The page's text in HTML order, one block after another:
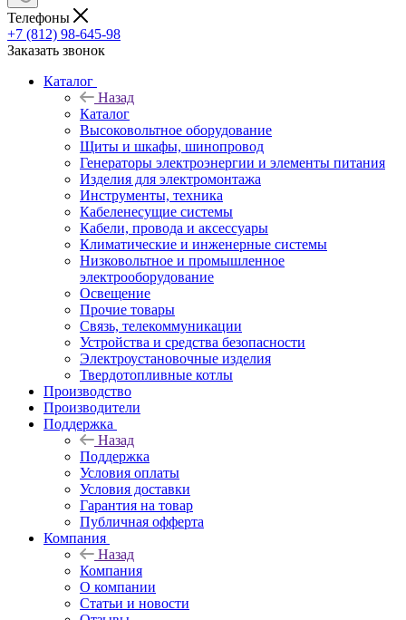
Телефоны
+7 (812) 98-645-98
Заказать звонок
Каталог
Назад
Каталог
Высоковольтное оборудование
Щиты и шкафы, шинопровод
Генераторы электроэнергии и элементы питания
Изделия для электромонтажа
Инструменты, техника
Кабеленесущие системы
Кабели, провода и аксессуары
Климатические и инженерные системы
Низковольтное и промышленное
электрооборудование
Освещение
Прочие товары
Связь, телекоммуникации
Устройства и средства безопасности
Электроустановочные изделия
Твердотопливные котлы
Производство
Производители
Поддержка
Назад
Поддержка
Условия оплаты
Условия доставки
Гарантия на товар
Публичная офферта
Компания
Назад
Компания
О компании
Статьи и новости